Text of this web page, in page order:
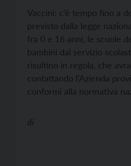
Vaccini: c’è tempo fino a
previsto dalla legge
fra 0 e 16 anni, le scuole
bambini dal servizio
risultino in regola, che
contattando l’Azienda
conformi alla normativa
di